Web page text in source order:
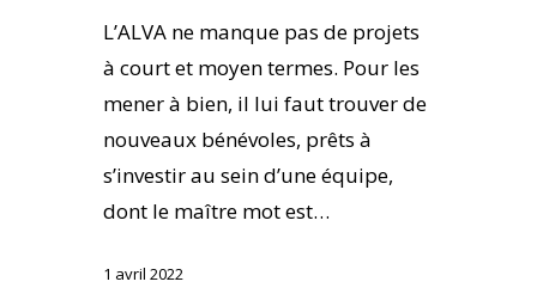
L’ALVA ne manque pas de projets
à court et moyen termes. Pour les
mener à bien, il lui faut trouver de
nouveaux bénévoles, prêts à
s’investir au sein d’une équipe,
dont le maître mot est…
1 avril 2022